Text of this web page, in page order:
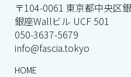
〒104-0061 東京都中央区
銀座Wallビル UCF 501
050-3637-5679
info@fascia.tokyo
HOME